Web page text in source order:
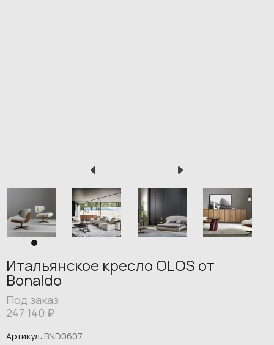
Итальянское кресло OLOS от
Bonaldo
Под заказ
247 140 ₽
Артикул: BND0607